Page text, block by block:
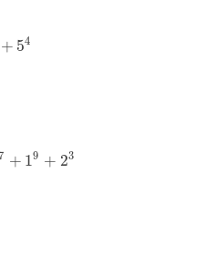
+ 54
+ 19 + 23